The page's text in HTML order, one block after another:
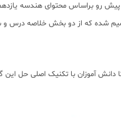
رو براساس محتوای هندسه
شده که از دو بخش خلاصه درس
آموزان با تکنیک اصلی حل